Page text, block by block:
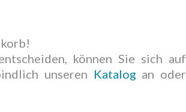
können Sie sich auf
unseren Katalog an oder